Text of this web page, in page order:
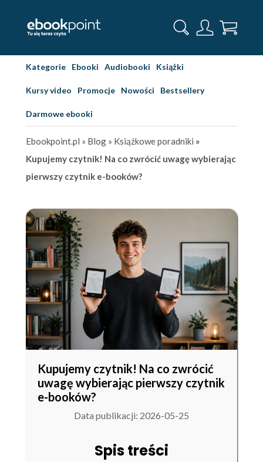
Kategorie Ebooki Audiobooki Książki
Kursy video Promocje Nowości Bestsellery
Darmowe ebooki
Ebookpoint.pl » Blog » Książkowe poradniki »
Kupujemy czytnik! Na co zwrócić uwagę wybierając
pierwszy czytnik e-booków?
Kupujemy czytnik! Na co zwrócić
uwagę wybierając pierwszy czytnik
e-booków?
Data publikacji: 2026-05-25
Spis treści